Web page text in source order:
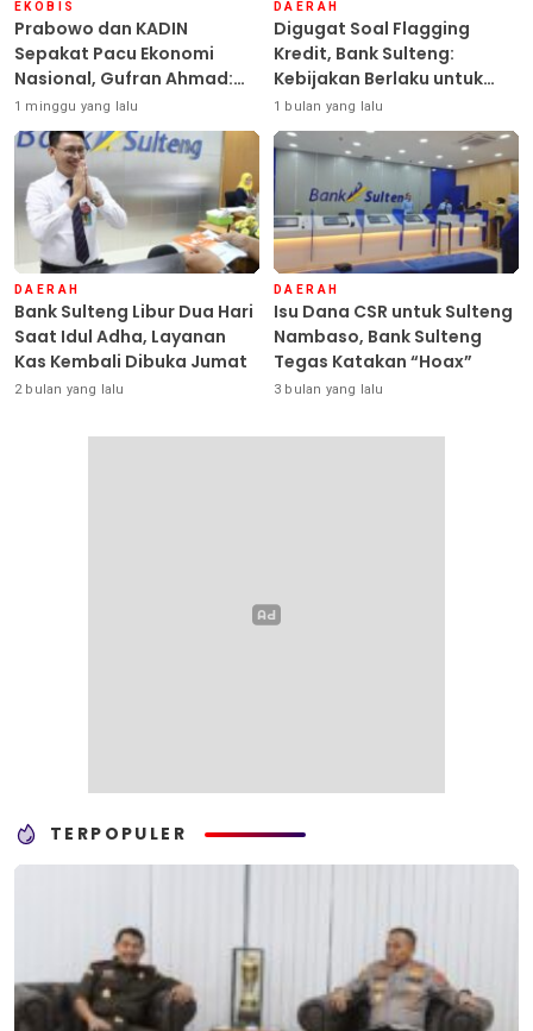
EKOBIS
Prabowo dan KADIN
Sepakat Pacu Ekonomi
Nasional, Gufran Ahmad:
Sulteng Siap Ambil Peran
1 minggu yang lalu
DAERAH
Digugat Soal Flagging
Kredit, Bank Sulteng:
Kebijakan Berlaku untuk
Seluruh Debitur ASN
1 bulan yang lalu
DAERAH
Bank Sulteng Libur Dua Hari
Saat Idul Adha, Layanan
Kas Kembali Dibuka Jumat
2 bulan yang lalu
DAERAH
Isu Dana CSR untuk Sulteng
Nambaso, Bank Sulteng
Tegas Katakan “Hoax”
3 bulan yang lalu
TERPOPULER